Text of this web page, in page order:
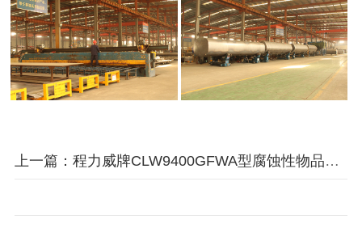
上一篇：程力威牌CLW9400GFWA型腐蚀性物品罐式运输半挂车